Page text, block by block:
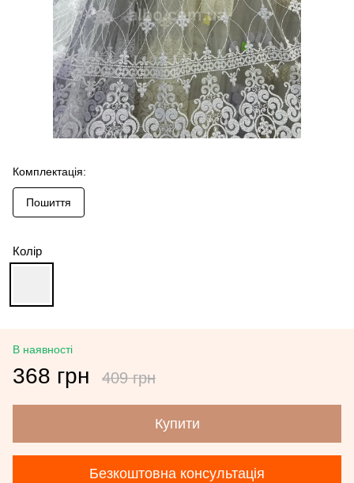
Комплектація:
Пошиття
Колір
В наявності
368 грн 409 грн
Купити
Безкоштовна консультація